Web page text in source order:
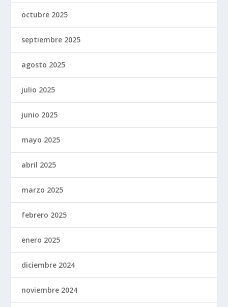
octubre 2025
septiembre 2025
agosto 2025
julio 2025
junio 2025
mayo 2025
abril 2025
marzo 2025
febrero 2025
enero 2025
diciembre 2024
noviembre 2024